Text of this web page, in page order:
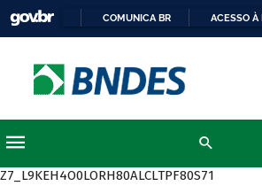
COMUNICA BR ACESSO À
Z7_L9KEH4O0LORH80ALCLTPF80S71